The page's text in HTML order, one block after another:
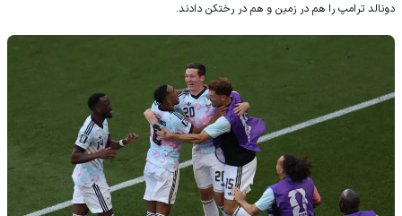
دونالد ترامپ را هم در زمین و هم در رختکن دادند.